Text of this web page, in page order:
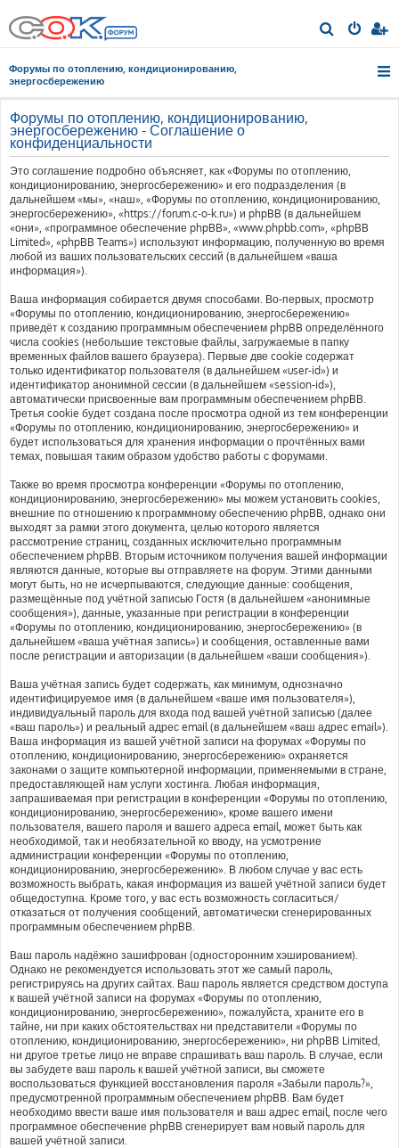
о
Форумы по отоплению, кондиционированию,
энергосбережению
Форумы по отоплению, кондиционированию,
энергосбережению - Соглашение о
конфиденциальности
Это соглашение подробно объясняет, как «Форумы по отоплению,
кондиционированию, энергосбережению» и его подразделения (в
дальнейшем «мы», «наш», «Форумы по отоплению, кондиционированию,
энергосбережению», «https://forum.c-o-k.ru») и phpBB (в дальнейшем
«они», «программное обеспечение phpBB», «www.phpbb.com», «phpBB
Limited», «phpBB Teams») используют информацию, полученную во время
любой из ваших пользовательских сессий (в дальнейшем «ваша
информация»).
Ваша информация собирается двумя способами. Во-первых, просмотр
«Форумы по отоплению, кондиционированию, энергосбережению»
приведёт к созданию программным обеспечением phpBB определённого
числа cookies (небольшие текстовые файлы, загружаемые в папку
временных файлов вашего браузера). Первые две cookie содержат
только идентификатор пользователя (в дальнейшем «user-id») и
идентификатор анонимной сессии (в дальнейшем «session-id»),
автоматически присвоенные вам программным обеспечением phpBB.
Третья cookie будет создана после просмотра одной из тем конференции
«Форумы по отоплению, кондиционированию, энергосбережению» и
будет использоваться для хранения информации о прочтённых вами
темах, повышая таким образом удобство работы с форумами.
Также во время просмотра конференции «Форумы по отоплению,
кондиционированию, энергосбережению» мы можем установить cookies,
внешние по отношению к программному обеспечению phpBB, однако они
выходят за рамки этого документа, целью которого является
рассмотрение страниц, созданных исключительно программным
обеспечением phpBB. Вторым источником получения вашей информации
являются данные, которые вы отправляете на форум. Этими данными
могут быть, но не исчерпываются, следующие данные: сообщения,
размещённые под учётной записью Гостя (в дальнейшем «анонимные
сообщения»), данные, указанные при регистрации в конференции
«Форумы по отоплению, кондиционированию, энергосбережению» (в
дальнейшем «ваша учётная запись») и сообщения, оставленные вами
после регистрации и авторизации (в дальнейшем «ваши сообщения»).
Ваша учётная запись будет содержать, как минимум, однозначно
идентифицируемое имя (в дальнейшем «ваше имя пользователя»),
индивидуальный пароль для входа под вашей учётной записью (далее
«ваш пароль») и реальный адрес email (в дальнейшем «ваш адрес email»).
Ваша информация из вашей учётной записи на форумах «Форумы по
отоплению, кондиционированию, энергосбережению» охраняется
законами о защите компьютерной информации, применяемыми в стране,
предоставляющей нам услуги хостинга. Любая информация,
запрашиваемая при регистрации в конференции «Форумы по отоплению,
кондиционированию, энергосбережению», кроме вашего имени
пользователя, вашего пароля и вашего адреса email, может быть как
необходимой, так и необязательной ко вводу, на усмотрение
администрации конференции «Форумы по отоплению,
кондиционированию, энергосбережению». В любом случае у вас есть
возможность выбрать, какая информация из вашей учётной записи будет
общедоступна. Кроме того, у вас есть возможность согласиться/
отказаться от получения сообщений, автоматически сгенерированных
программным обеспечением phpBB.
Ваш пароль надёжно зашифрован (односторонним хэшированием).
Однако не рекомендуется использовать этот же самый пароль,
регистрируясь на других сайтах. Ваш пароль является средством доступа
к вашей учётной записи на форумах «Форумы по отоплению,
кондиционированию, энергосбережению», пожалуйста, храните его в
тайне, ни при каких обстоятельствах ни представители «Форумы по
отоплению, кондиционированию, энергосбережению», ни phpBB Limited,
ни другое третье лицо не вправе спрашивать ваш пароль. В случае, если
вы забудете ваш пароль к вашей учётной записи, вы сможете
воспользоваться функцией восстановления пароля «Забыли пароль?»,
предусмотренной программным обеспечением phpBB. Вам будет
необходимо ввести ваше имя пользователя и ваш адрес email, после чего
программное обеспечение phpBB сгенерирует вам новый пароль для
вашей учётной записи.